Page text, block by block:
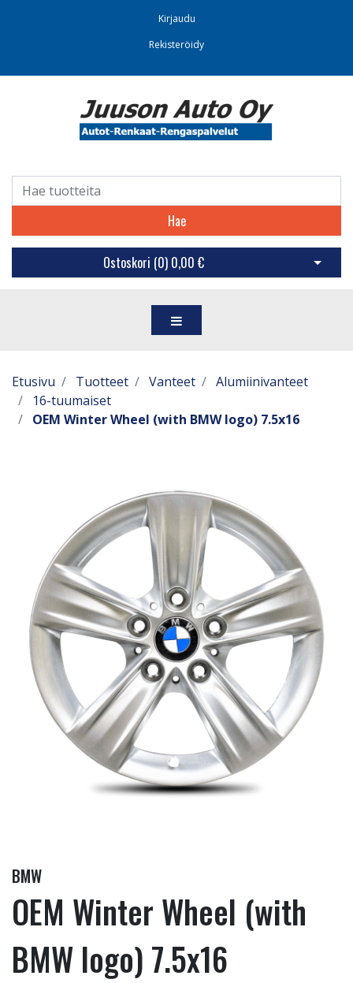
Kirjaudu
Rekisteröidy
Hae
Ostoskori (0) 0,00 € Avaa
Etusivu Tuotteet Vanteet
Alumiinivanteet
16-tuumaiset
OEM Winter Wheel (with BMW logo) 7.5x16
BMW
OEM Winter Wheel (with
BMW logo) 7.5x16